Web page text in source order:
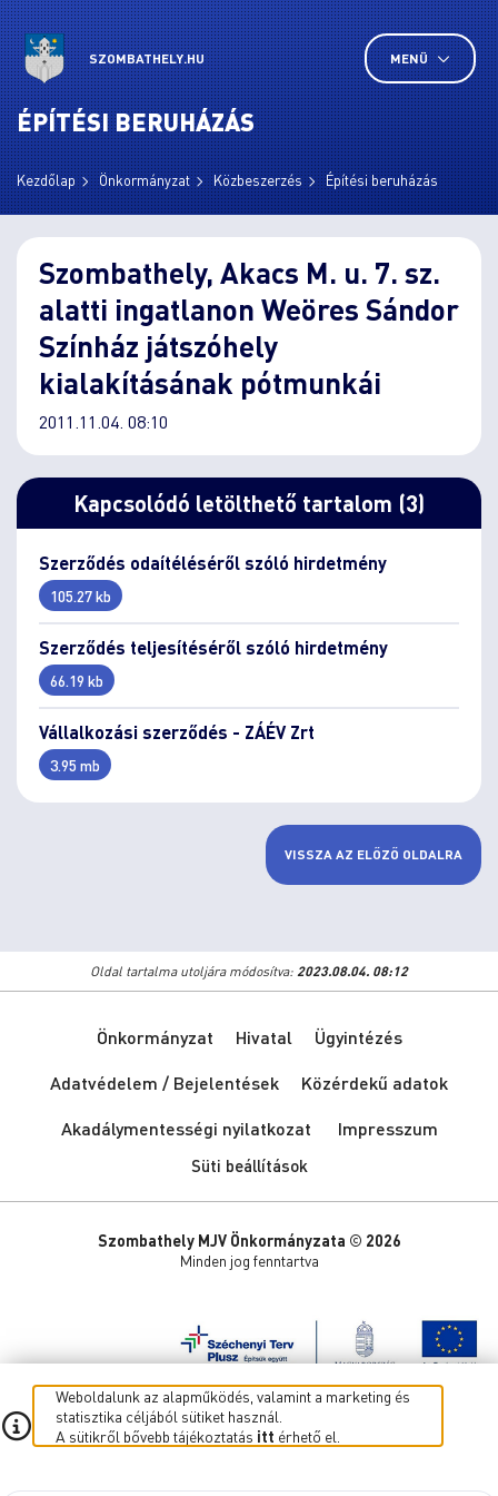
SZOMBATHELY.HU MENÜ
ÉPÍTÉSI BERUHÁZÁS
Kezdőlap Önkormányzat Közbeszerzés Építési beruházás
Szombathely, Akacs M. u. 7. sz.
alatti ingatlanon Weöres Sándor
Színház játszóhely
kialakításának pótmunkái
2011.11.04. 08:10
Kapcsolódó letölthető tartalom (3)
Szerződés odaítéléséről szóló hirdetmény
105.27 kb
Szerződés teljesítéséről szóló hirdetmény
66.19 kb
Vállalkozási szerződés - ZÁÉV Zrt
3.95 mb
VISSZA AZ ELŐZŐ OLDALRA
Oldal tartalma utoljára módosítva: 2023.08.04. 08:12
Önkormányzat Hivatal
Ügyintézés
Adatvédelem / Bejelentések
Közérdekű adatok
Akadálymentességi nyilatkozat
Impresszum
Süti beállítások
Szombathely MJV Önkormányzata © 2026
Minden jog fenntartva
Weboldalunk az alapműködés, valamint a marketing és
statisztika céljából sütiket használ.
A sütikről bővebb tájékoztatás itt érhető el.